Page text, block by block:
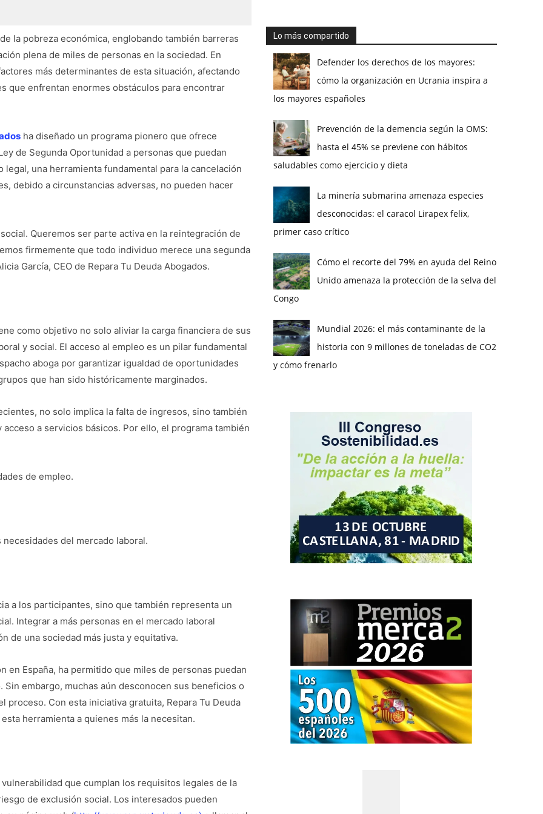
la pobreza económica, englobando también barreras
plena de miles de personas en la sociedad. En
más determinantes de esta situación, afectando
que enfrentan enormes obstáculos para encontrar
ha diseñado un programa pionero que ofrece
de Segunda Oportunidad a personas que puedan
una herramienta fundamental para la cancelación
debido a circunstancias adversas, no pueden hacer
Queremos ser parte activa en la reintegración de
firmemente que todo individuo merece una segunda
García, CEO de Repara Tu Deuda Abogados.
como objetivo no solo aliviar la carga financiera de sus
y social. El acceso al empleo es un pilar fundamental
aboga por garantizar igualdad de oportunidades
que han sido históricamente marginados.
no solo implica la falta de ingresos, sino también
a servicios básicos. Por ello, el programa también
de empleo.
del mercado laboral.
a los participantes, sino que también representa un
Integrar a más personas en el mercado laboral
de una sociedad más justa y equitativa.
en España, ha permitido que miles de personas puedan
embargo, muchas aún desconocen sus beneficios o
Con esta iniciativa gratuita, Repara Tu Deuda
herramienta a quienes más la necesitan.
que cumplan los requisitos legales de la
de exclusión social. Los interesados pueden
Lo más compartido
Defender los derechos de los mayores:
cómo la organización en Ucrania inspira a
los mayores españoles
Prevención de la demencia según la OMS:
hasta el 45% se previene con hábitos
saludables como ejercicio y dieta
La minería submarina amenaza especies
desconocidas: el caracol Lirapex felix,
primer caso crítico
Cómo el recorte del 79% en ayuda del Reino
Unido amenaza la protección de la selva del
Congo
Mundial 2026: el más contaminante de la
historia con 9 millones de toneladas de CO2
y cómo frenarlo